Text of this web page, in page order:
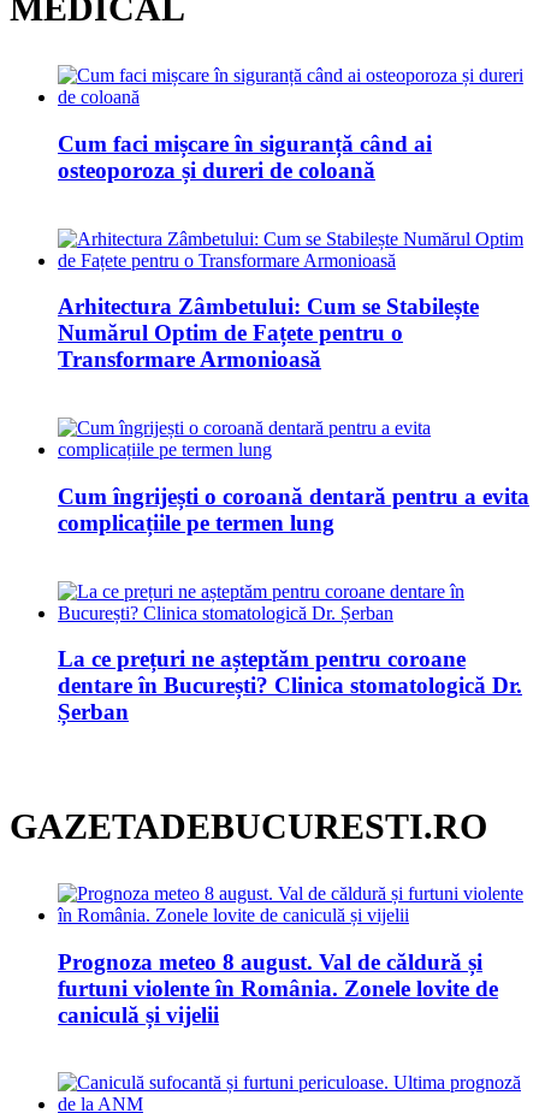
MEDICAL
Cum faci mișcare în siguranță când ai
osteoporoza și dureri de coloană
Arhitectura Zâmbetului: Cum se Stabilește
Numărul Optim de Fațete pentru o
Transformare Armonioasă
Cum îngrijești o coroană dentară pentru a evita
complicațiile pe termen lung
La ce prețuri ne așteptăm pentru coroane
dentare în București? Clinica stomatologică Dr.
Șerban
GAZETADEBUCURESTI.RO
Prognoza meteo 8 august. Val de căldură și
furtuni violente în România. Zonele lovite de
caniculă și vijelii